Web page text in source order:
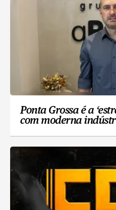
Ponta Grossa é a
com moderna